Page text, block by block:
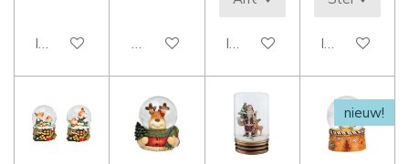
In winkelwagenHoud mij op de hoogteIn winkelwagenIn
nieuw!